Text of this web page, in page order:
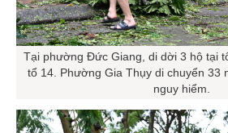
Tại phường Đức Giang, di dời 3 hộ tại
tổ 14. Phường Gia Thụy di chuyển 33
nguy hiểm.